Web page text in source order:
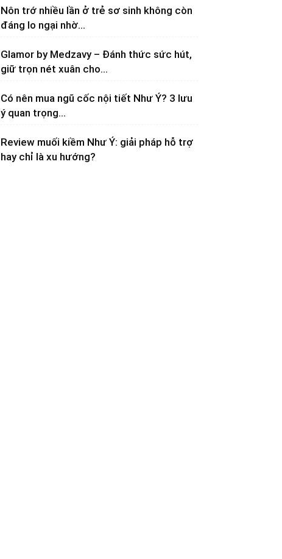
Nôn trớ nhiều lần ở trẻ sơ sinh không còn
đáng lo ngại nhờ...
Glamor by Medzavy – Đánh thức sức hút,
giữ trọn nét xuân cho...
Có nên mua ngũ cốc nội tiết Như Ý? 3 lưu
ý quan trọng...
Review muối kiềm Như Ý: giải pháp hỗ trợ
hay chỉ là xu hướng?